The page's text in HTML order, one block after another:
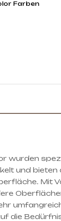
Farben
wurden
und bieten
Mit
die